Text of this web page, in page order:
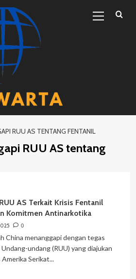
Menu
RUU AS TENTANG FENTANIL
RUU AS tentang
AS Terkait Krisis Fentanil
Komitmen Antinarkotika
0
China menanggapi dengan tegas
undang (RUU) yang diajukan
Serikat...